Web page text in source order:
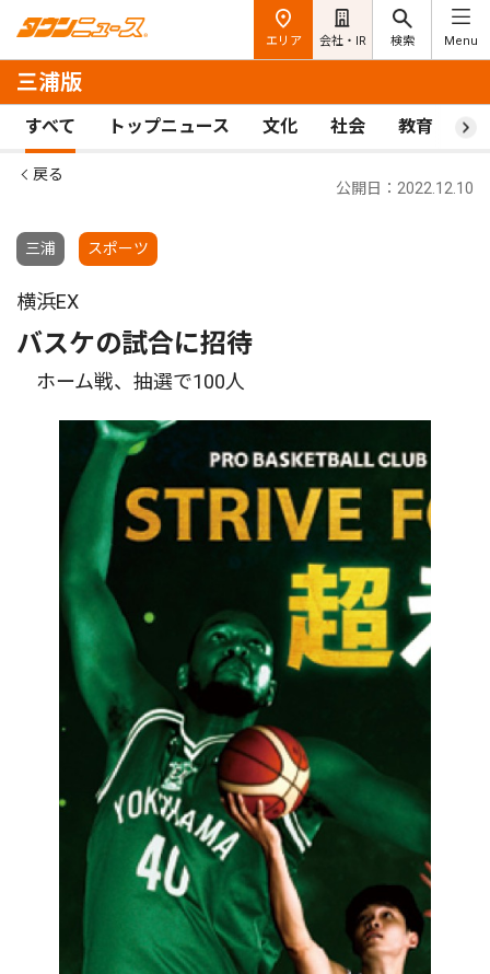
エリア 会社・IR 検索 Menu
三浦版
すべて トップニュース 文化 社会 教育 ス
戻る
三浦 スポーツ
公開日：2022.12.10
横浜EX
バスケの試合に招待
ホーム戦、抽選で100人